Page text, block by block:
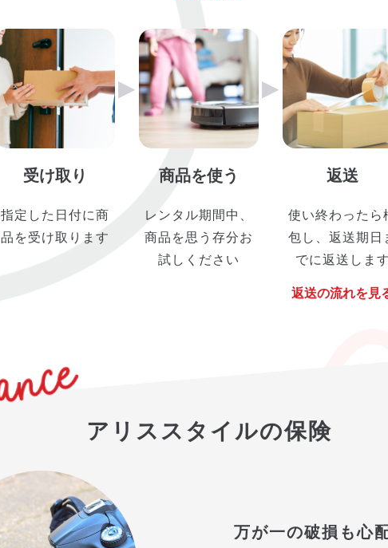
受け取り
指定した日付に商
品を受け取ります
▶︎
商品を使う
レンタル期間中、
商品を思う存分お
試しください
▶︎
返送
使い終わったら
包し、返送期日
でに返送しま
返送の流れを見
アリススタイルの保険
万が一の破損も心